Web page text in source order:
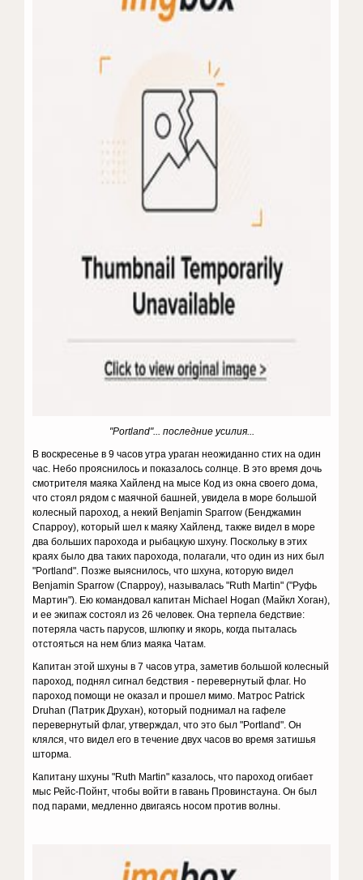
"Portland"... последние усилия...
В воскресенье в 9 часов утра ураган неожиданно стих на один
час. Небо прояснилось и показалось солнце. В это время дочь
смотрителя маяка Хайленд на мысе Код из окна своего дома,
что стоял рядом с маячной башней, увидела в море большой
колесный пароход, а некий Benjamin Sparrow (Бенджамин
Спарроу), который шел к маяку Хайленд, также видел в море
два больших парохода и рыбацкую шхуну. Поскольку в этих
краях было два таких парохода, полагали, что один из них был
"Portland". Позже выяснилось, что шхуна, которую видел
Benjamin Sparrow (Спарроу), называлась "Ruth Martin" ("Руфь
Мартин"). Ею командовал капитан Michael Hogan (Майкл Хоган),
и ее экипаж состоял из 26 человек. Она терпела бедствие:
потеряла часть парусов, шлюпку и якорь, когда пыталась
отстояться на нем близ маяка Чатам.
Капитан этой шхуны в 7 часов утра, заметив большой колесный
пароход, поднял сигнал бедствия - перевернутый флаг. Но
пароход помощи не оказал и прошел мимо. Матрос Patrick
Druhan (Патрик Друхан), который поднимал на гафеле
перевернутый флаг, утверждал, что это был "Portland". Он
клялся, что видел его в течение двух часов во время затишья
шторма.
Капитану шхуны "Ruth Martin" казалось, что пароход огибает
мыс Рейс-Пойнт, чтобы войти в гавань Провинстауна. Он был
под парами, медленно двигаясь носом против волны.